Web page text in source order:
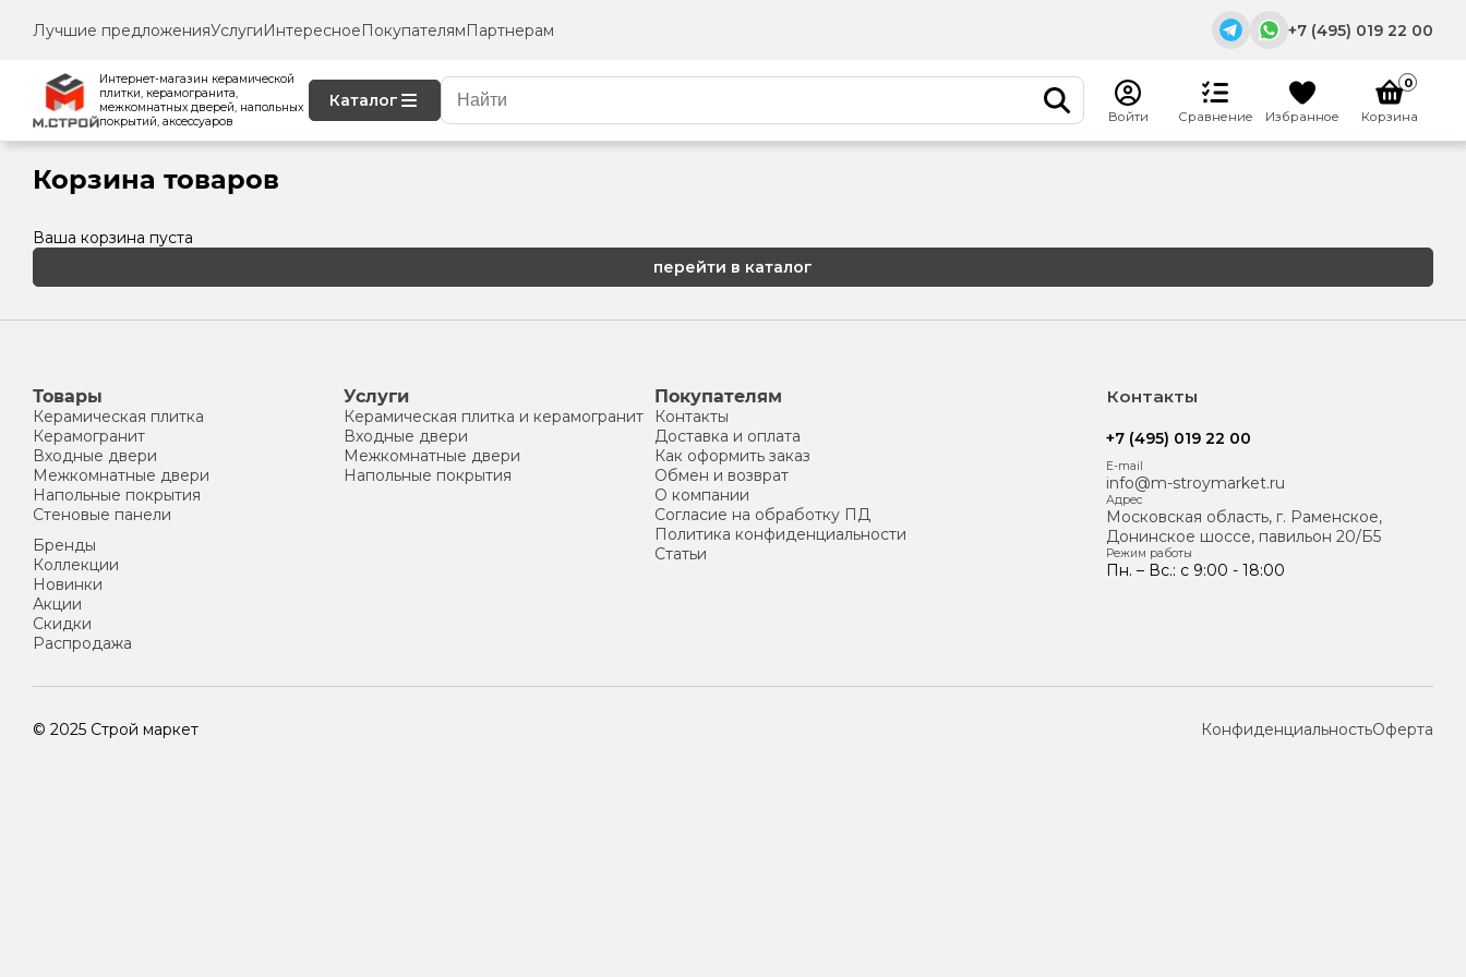
Лучшие предложенияУслугиИнтересноеПокупателямПартнерам +7 (495) 019 22 00
шоссе, павильон 20/Б5
Интернет-магазин керамической
плитки, керамогранита,
межкомнатных дверей, напольных
покрытий, аксессуаров
Каталог
Войти Сравнение Избранное
0
Корзина
Корзина товаров
Ваша корзина пуста
перейти в каталог
Товары
Керамическая плитка
Керамогранит
Входные двери
Межкомнатные двери
Напольные покрытия
Стеновые панели
Бренды
Коллекции
Новинки
Акции
Скидки
Распродажа
Услуги
Керамическая плитка и керамогранит
Входные двери
Межкомнатные двери
Напольные покрытия
Покупателям
Контакты
Доставка и оплата
Как оформить заказ
Обмен и возврат
О компании
Согласие на обработку ПД
Политика конфиденциальности
Статьи
Контакты
+7 (495) 019 22 00
E-mail
info@m-stroymarket.ru
Адрес
Московская область, г. Раменское,
Донинское шоссе, павильон 20/Б5
Режим работы
Пн. – Вс.: с 9:00 - 18:00
© 2025 Строй маркет КонфиденциальностьОферта